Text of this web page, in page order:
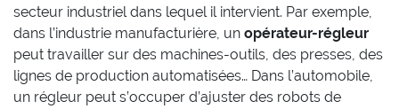
secteur industriel dans lequel il intervient. Par exemple,
dans l’industrie manufacturière, un opérateur-régleur
peut travailler sur des machines-outils, des presses, des
lignes de production automatisées… Dans l’automobile,
un régleur peut s’occuper d’ajuster des robots de